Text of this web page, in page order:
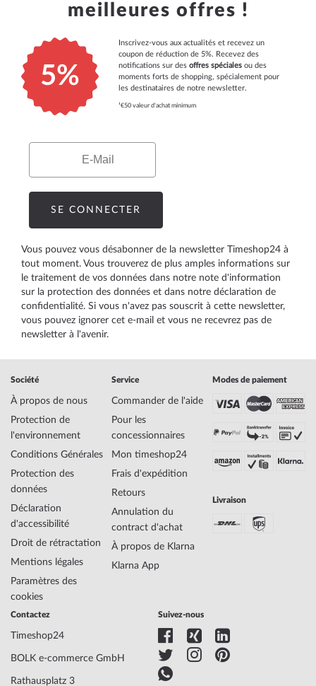
meilleures offres !
5%
Inscrivez-vous aux actualités et recevez un
coupon de réduction de 5%. Recevez des
notifications sur des offres spéciales ou des
moments forts de shopping, spécialement pour
les destinataires de notre newsletter.
¹€50 valeur d'achat minimum
Email
SE CONNECTER
Vous pouvez vous désabonner de la newsletter Timeshop24 à
tout moment. Vous trouverez de plus amples informations sur
le traitement de vos données dans notre note d'information
sur la protection des données et dans notre déclaration de
confidentialité. Si vous n'avez pas souscrit à cette newsletter,
vous pouvez ignorer cet e-mail et vous ne recevrez pas de
newsletter à l'avenir.
Société
À propos de nous
Protection de
l'environnement
Conditions Générales
Protection des
données
Déclaration
d'accessibilité
Droit de rétractation
Mentions légales
Paramètres des
cookies
Service
Commander de l'aide
Pour les
concessionnaires
Mon timeshop24
Frais d'expédition
Retours
Annulation du
contract d'achat
À propos de Klarna
Klarna App
Modes de paiement
Livraison
Contactez
Timeshop24
BOLK e-commerce GmbH
Rathausplatz 3
Suivez-nous